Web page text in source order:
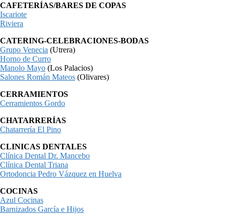
CAFETERÍAS/BARES DE COPAS
Iscariote
Riviera
CATERING-CELEBRACIONES-BODAS
Grupo Venecia (Utrera)
Horno de Curro
Manolo Mayo (Los Palacios)
Salones Román Mateos (Olivares)
CERRAMIENTOS
Cerramientos Gordo
CHATARRERÍAS
Chatarrería El Pino
CLINICAS DENTALES
Clínica Dental Dr. Mancebo
Clínica Dental Triana
Ortodoncia Pedro Vázquez en Huelva
COCINAS
Azul Cocinas
Barnizados García e Hijos